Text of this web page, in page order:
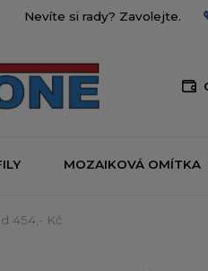
Nevíte si rady? Zavolejte.
MOZAIKOVÁ OMÍTKA
454,- Kč